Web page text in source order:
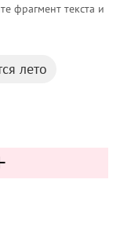
фрагмент текста и
лето